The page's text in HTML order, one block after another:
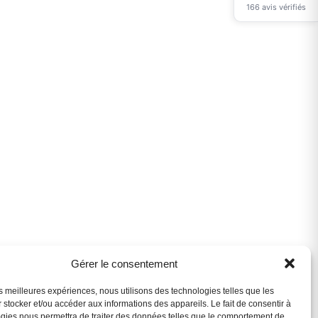
Gérer le consentement
meilleures expériences, nous utilisons des technologies telles que les
stocker et/ou accéder aux informations des appareils. Le fait de consentir à
166 avis vérifiés